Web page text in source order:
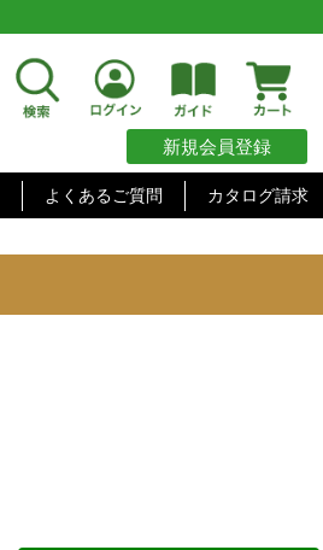
新規会員登録
よくあるご質問 カタログ請求